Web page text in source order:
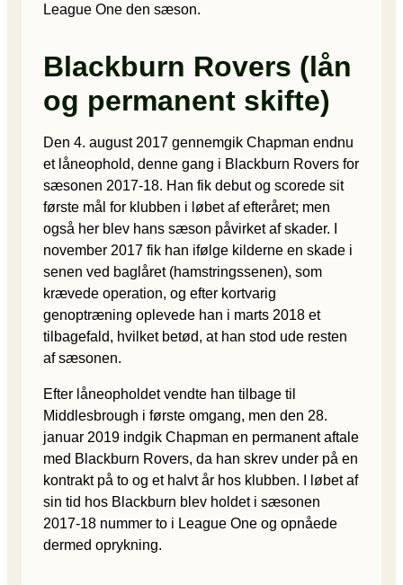
League One den sæson.
Blackburn Rovers (lån
og permanent skifte)
Den 4. august 2017 gennemgik Chapman endnu
et låneophold, denne gang i Blackburn Rovers for
sæsonen 2017-18. Han fik debut og scorede sit
første mål for klubben i løbet af efteråret; men
også her blev hans sæson påvirket af skader. I
november 2017 fik han ifølge kilderne en skade i
senen ved baglåret (hamstringssenen), som
krævede operation, og efter kortvarig
genoptræning oplevede han i marts 2018 et
tilbagefald, hvilket betød, at han stod ude resten
af sæsonen.
Efter låneopholdet vendte han tilbage til
Middlesbrough i første omgang, men den 28.
januar 2019 indgik Chapman en permanent aftale
med Blackburn Rovers, da han skrev under på en
kontrakt på to og et halvt år hos klubben. I løbet af
sin tid hos Blackburn blev holdet i sæsonen
2017-18 nummer to i League One og opnåede
dermed oprykning.